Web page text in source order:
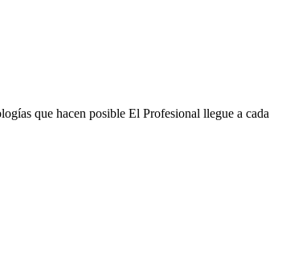
que hacen posible El Profesional llegue a cada